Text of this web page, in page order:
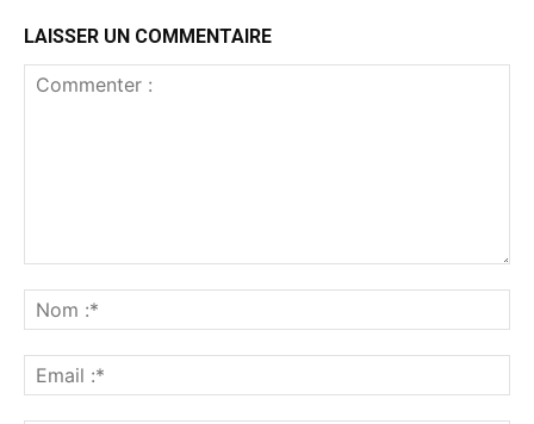
LAISSER UN COMMENTAIRE